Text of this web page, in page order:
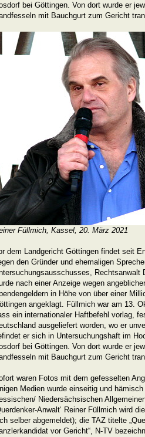
bei Göttingen. Von dort wurde er
mit Bauchgurt zum Gericht
Füllmich, Kassel, 20. März 2021
dem Landgericht Göttingen findet seit
den Gründer und ehemaligen
Rechtsanwalt
nach einer Anzeige wegen
in Höhe von über einer
angeklagt. Füllmich war am 13.
ein internationaler Haftbefehl vorlag,
ausgeliefert worden, wo er
er sich in Untersuchungshaft im
bei Göttingen. Von dort wurde er
mit Bauchgurt zum Gericht
waren Fotos mit dem gefesselten
Medien wurde einseitig und
Niedersächsischen
Anwalt‘ Reiner Füllmich wird
selber abgemeldet); die TAZ titelte
vor Gericht“, N-TV